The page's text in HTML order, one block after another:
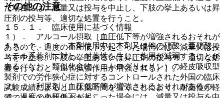
その他の注意
１５．１． 臨床使用に基づく情報
１５．１．１． 本剤使用中に本剤又は他の硝酸・亜硝酸エ
ステル系薬剤に対し、耐薬性を生じ、作用が減弱することが
ある（なお、類似化合物（ニトログリセリン）の経皮吸収型
製剤での労作狭心症に対するコントロールされた外国の臨床
試験成績によると、休薬時間を置くことにより、耐薬性が軽
た場合には、減量又は投与を中止し、下肢の挙上あるいは昇
圧剤の投与等、適切な処置を行うこと。
１）． アルコール摂取［血圧低下等が増強されるおそれが
あるので、過度の血圧低下が起こった場合には、減量又は投
与を中止し、下肢の挙上あるいは昇圧剤の投与等、適切な処
置を行うこと（血管拡張作用が増強される）］。
２）． 利尿剤［血圧低下等が増強されるおそれがあるの